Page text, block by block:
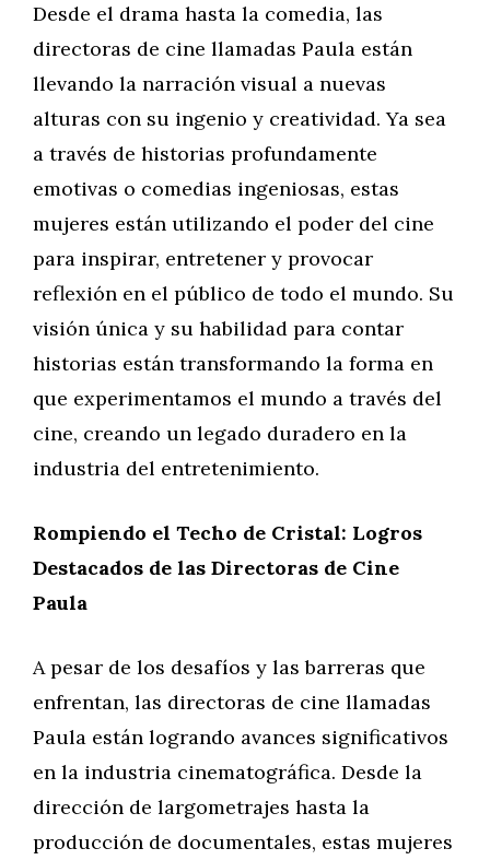
Desde el drama hasta la comedia, las
directoras de cine llamadas Paula están
llevando la narración visual a nuevas
alturas con su ingenio y creatividad. Ya sea
a través de historias profundamente
emotivas o comedias ingeniosas, estas
mujeres están utilizando el poder del cine
para inspirar, entretener y provocar
reflexión en el público de todo el mundo. Su
visión única y su habilidad para contar
historias están transformando la forma en
que experimentamos el mundo a través del
cine, creando un legado duradero en la
industria del entretenimiento.
Rompiendo el Techo de Cristal: Logros
Destacados de las Directoras de Cine
Paula
A pesar de los desafíos y las barreras que
enfrentan, las directoras de cine llamadas
Paula están logrando avances significativos
en la industria cinematográfica. Desde la
dirección de largometrajes hasta la
producción de documentales, estas mujeres